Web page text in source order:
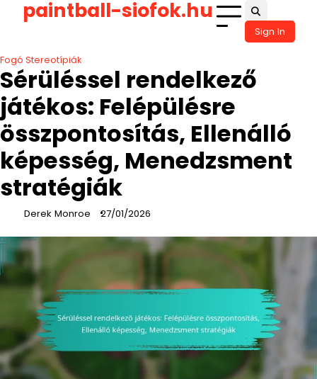
paintball-siofok.hu
Sign In
Fogó Stereotípiák
Sérüléssel rendelkező
játékos: Felépülésre
összpontosítás, Ellenálló
képesség, Menedzsment
stratégiák
Derek Monroe 27/01/2026